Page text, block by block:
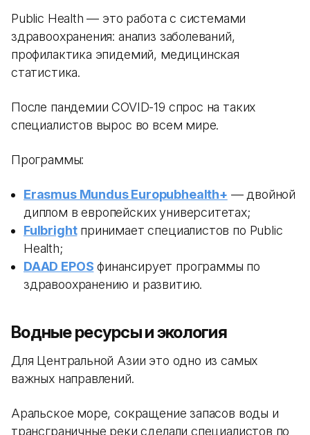
Public Health — это работа с системами
здравоохранения: анализ заболеваний,
профилактика эпидемий, медицинская
статистика.
После пандемии COVID-19 спрос на таких
специалистов вырос во всем мире.
Программы:
Erasmus Mundus Europubhealth+ — двойной
диплом в европейских университетах;
Fulbrightпринимает специалистов по Public
Health;
DAAD EPOS финансирует программы по
здравоохранению и развитию.
Водные ресурсы и экология
Для Центральной Азии это одно из самых
важных направлений.
Аральское море, сокращение запасов воды и
трансграничные реки сделали специалистов по